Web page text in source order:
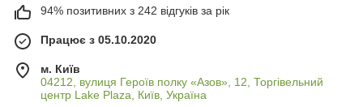
94% позитивних з 242 відгуків за рік
Працює з 05.10.2020
м. Київ
04212, вулиця Героїв полку «Азов», 12, Торгівельний
центр Lake Plaza, Київ, Україна